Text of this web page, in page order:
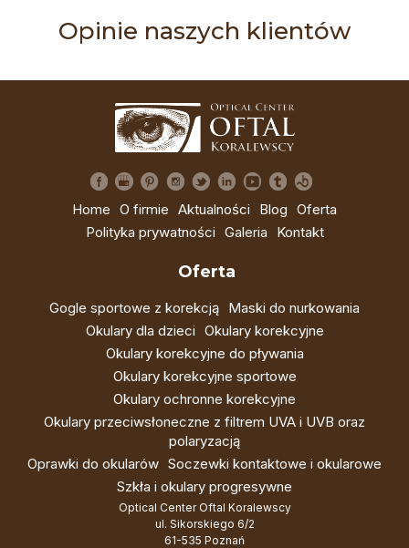
Opinie naszych klientów
Home O firmie Aktualności Blog Oferta
Polityka prywatności Galeria Kontakt
Oferta
Gogle sportowe z korekcją Maski do nurkowania
Okulary dla dzieci Okulary korekcyjne
Okulary korekcyjne do pływania
Okulary korekcyjne sportowe
Okulary ochronne korekcyjne
Okulary przeciwsłoneczne z filtrem UVA i UVB oraz
polaryzacją
Oprawki do okularów Soczewki kontaktowe i okularowe
Szkła i okulary progresywne
Optical Center Oftal Koralewscy
ul. Sikorskiego 6/2
61-535 Poznań